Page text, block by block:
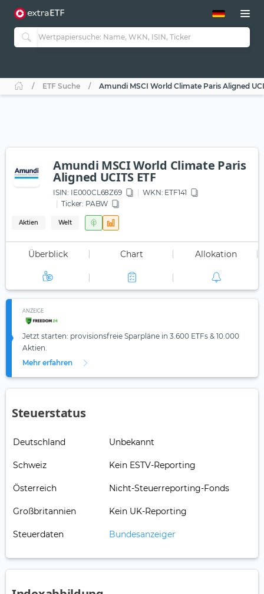
ETF-Guide 2.0
Guide Aktive ETFs
ETF-Sparpläne
ETF Suche Amundi MSCI World Climate Paris Aligned
Amundi MSCI World Climate Paris
Aligned UCITS ETF
ISIN: IE000CL68Z69 WKN: ETF141
Ticker: PABW
Aktien Welt
Überblick Chart Allokation
ANZEIGE
Jetzt starten: provisionsfreie Sparpläne in 3.600 ETFs & 10.000
Aktien.
Mehr erfahren
Steuerstatus
Deutschland Unbekannt
Schweiz Kein ESTV-Reporting
Österreich Nicht-Steuerreporting-Fonds
Großbritannien Kein UK-Reporting
Steuerdaten Bundesanzeiger